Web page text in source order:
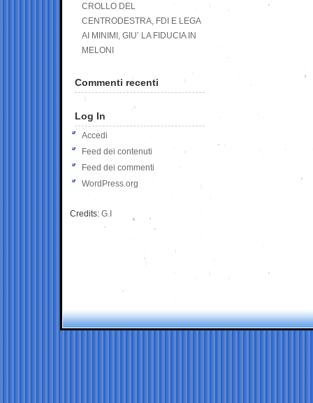
CROLLO DEL
CENTRODESTRA, FDI E LEGA
AI MINIMI, GIU’ LA FIDUCIA IN
MELONI
Commenti recenti
Log In
Accedi
Feed dei contenuti
Feed dei commenti
WordPress.org
Credits: G.I